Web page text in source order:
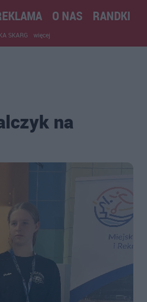
O NAS RANDKI
SKARG więcej
na